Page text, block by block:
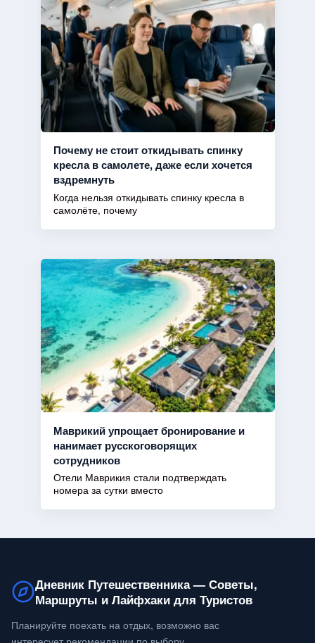
Почему не стоит откидывать спинку
кресла в самолете, даже если хочется
вздремнуть
Когда нельзя откидывать спинку кресла в
самолёте, почему
Маврикий упрощает бронирование и
нанимает русскоговорящих
сотрудников
Отели Маврикия стали подтверждать
номера за сутки вместо
Дневник Путешественника — Советы,
Маршруты и Лайфхаки для Туристов
Планируйте поехать на отдых, возможно вас